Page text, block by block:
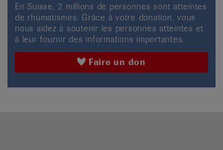
En Suisse, 2 millions de personnes sont atteintes
de rhumatismes. Grâce à votre donation, vous
nous aidez à soutenir les personnes atteintes et
à leur fournir des informations importantes.
Faire un don